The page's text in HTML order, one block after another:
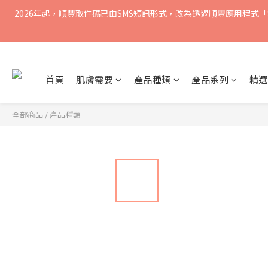
買滿$400免運費，訂單經
2026年起，順豐取件碼已由SMS短訊形式，改為透過順豐應用程式
首頁 肌膚需要 產品種類 產品系列 精
全部商品 / 產品種類